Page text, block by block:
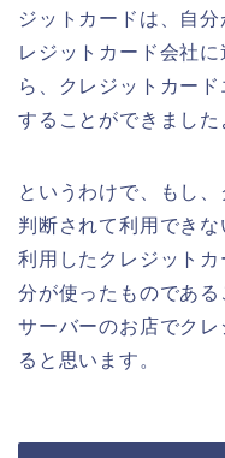
ジットカードは、自
レジットカード会社
ら、クレジットカー
することができました
というわけで、もし
判断されて利用でき
利用したクレジット
分が使ったものであ
サーバーのお店でク
ると思います。